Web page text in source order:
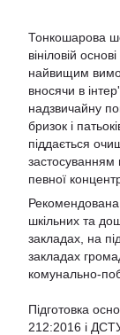
Тонкошарова
вініловій
найвищим
вносячи в
надзвичайну
бризок і
піддається
застосуванням
певної
Рекомендована
шкільних та
закладах, на
закладах
комунально-
Підготовка
212:2016 і